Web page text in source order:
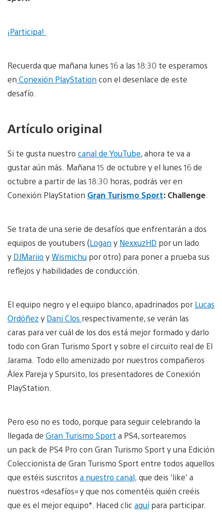
¡Participa!
Recuerda que mañana lunes 16 a las 18:30 te esperamos
en Conexión PlayStation con el desenlace de este
desafío.
Artículo original
Si te gusta nuestro canal de YouTube, ahora te va a
gustar aún más. Mañana 15 de octubre y el lunes 16 de
octubre a partir de las 18:30 horas, podrás ver en
Conexión PlayStation Gran Turismo Sport: Challenge.
Se trata de una serie de desafíos que enfrentarán a dos
equipos de youtubers (Logan y NexxuzHD por un lado
y DJMariio yWismichu por otro) para poner a prueba sus
reflejos y habilidades de conducción.
El equipo negro y el equipo blanco, apadrinados por Lucas
Ordóñez y Dani Clos respectivamente, se verán las
caras para ver cuál de los dos está mejor formado y darlo
todo con Gran Turismo Sport y sobre el circuito real de El
Jarama. Todo ello amenizado por nuestros compañeros
Álex Pareja y Spursito, los presentadores de Conexión
PlayStation.
Pero eso no es todo, porque para seguir celebrando la
llegada de Gran Turismo Sport a PS4, sortearemos
un pack de PS4 Pro con Gran Turismo Sport y una Edición
Coleccionista de Gran Turismo Sport entre todos aquellos
que estéis suscritos a nuestro canal, que deis ‘like’ a
nuestros «desafíos» y que nos comentéis quién creéis
que es el mejor equipo*. Haced clic aquípara participar.